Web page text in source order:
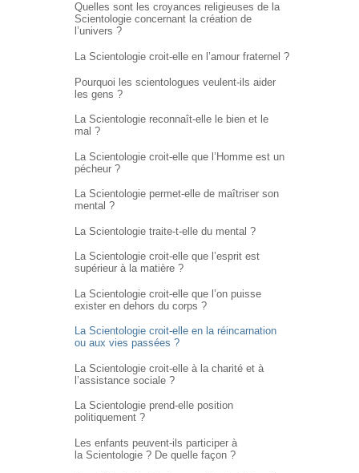
Quelles sont les croyances religieuses de la
Scientologie concernant la création de
l’univers ?
La Scientologie croit-elle en l’amour fraternel ?
Pourquoi les scientologues veulent-ils aider
les gens ?
La Scientologie reconnaît-elle le bien et le
mal ?
La Scientologie croit-elle que l’Homme est un
pécheur ?
La Scientologie permet-elle de maîtriser son
mental ?
La Scientologie traite-t-elle du mental ?
La Scientologie croit-elle que l’esprit est
supérieur à la matière ?
La Scientologie croit-elle que l’on puisse
exister en dehors du corps ?
La Scientologie croit-elle en la réincarnation
ou aux vies passées ?
La Scientologie croit-elle à la charité et à
l’assistance sociale ?
La Scientologie prend-elle position
politiquement ?
Les enfants peuvent-ils participer à
la Scientologie ? De quelle façon ?